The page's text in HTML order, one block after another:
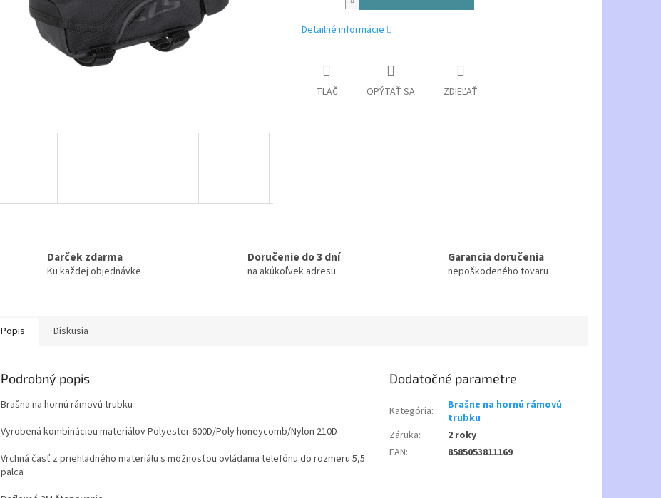
Detailné informácie
TLAČ OPÝTAŤ SA ZDIEĽAŤ
Darček zdarma
Ku každej objednávke
Doručenie do 3 dní
na akúkoľvek adresu
Garancia doručenia
nepoškodeného tovaru
Popis Diskusia
Podrobný popis
Brašna na hornú rámovú trubku
Vyrobená kombináciou materiálov Polyester 600D/Poly honeycomb/Nylon 210D
Vrchná časť z priehladného materiálu s možnosťou ovládania telefónu do rozmeru 5,5
palca
Dodatočné parametre
Kategória:
Brašne na hornú rámovú
trubku
Záruka:
2 roky
EAN: 8585053811169